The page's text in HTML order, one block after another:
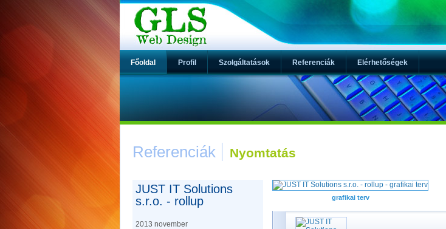
Főoldal Profil Szolgáltatások Referenciák Elérhetőségek
Referenciák Nyomtatás
JUST IT Solutions
s.r.o. - rollup
2013 november
grafikai terv